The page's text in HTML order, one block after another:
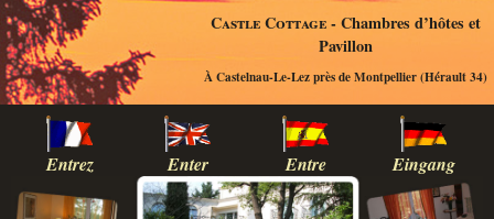
Castle Cottage- Chambres d’hôtes et
Pavillon
À Castelnau-Le-Lez près de Montpellier (Hérault 34)
Entrez Enter Entre Eingang